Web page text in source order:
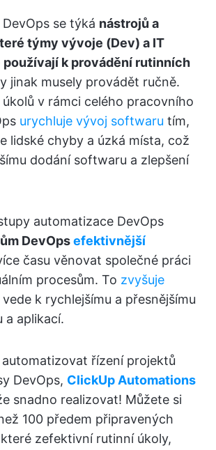
se týká nástrojů a
týmy vývoje (Dev) a IT
používají k provádění rutinních
jinak musely provádět ručně.
v rámci celého pracovního
urychluje vývoj softwaru tím,
lidské chyby a úzká místa, což
dodání softwaru a zlepšení
automatizace DevOps
DevOpsefektivnější
času věnovat společné práci
procesům. To zvyšuje
vede k rychlejšímu a přesnějšímu
a aplikací.
řízení projektů
DevOps, ClickUp Automations
snadno realizovat! Můžete si
100 předem připravených
zefektivní rutinní úkoly,